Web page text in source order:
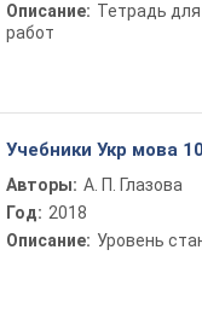
Описание: Тетрадь
работ
Учебники Укр мова
Авторы: А. П. Глазова
Год: 2018
Описание: Уровень